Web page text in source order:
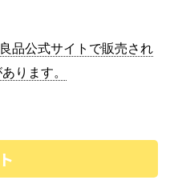
公式サイトで販売され
ります。